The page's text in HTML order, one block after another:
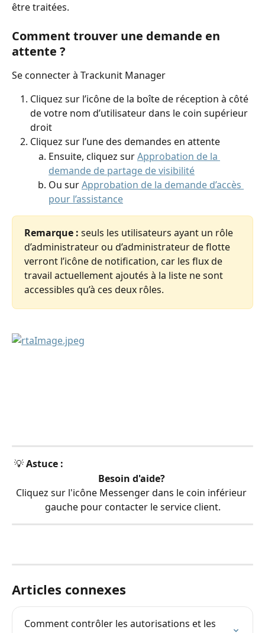
être traitées.
Comment trouver une demande en
attente ?
Se connecter à Trackunit Manager
Cliquez sur l’icône de la boîte de réception à côté
de votre nom d’utilisateur dans le coin supérieur
droit
Cliquez sur l’une des demandes en attente
Ensuite, cliquez sur Approbation de la
demande de partage de visibilité
Ou sur Approbation de la demande d’accès
pour l’assistance
Remarque : seuls les utilisateurs ayant un rôle
d’administrateur ou d’administrateur de flotte
verront l’icône de notification, car les flux de
travail actuellement ajoutés à la liste ne sont
accessibles qu’à ces deux rôles.
💡 Astuce :
Besoin d'aide?
Cliquez sur l'icône Messenger dans le coin inférieur
gauche pour contacter le service client.
Articles connexes
Comment contrôler les autorisations et les